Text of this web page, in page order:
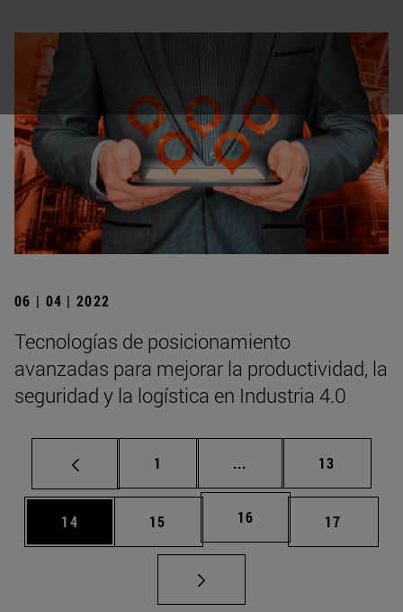
06 | 04 | 2022
Tecnologías de posicionamiento
avanzadas para mejorar la productividad, la
seguridad y la logística en Industria 4.0
Página
1 ... Páginas intermedias
Página
13
Página
14 Página
15 Página
16 Página
17